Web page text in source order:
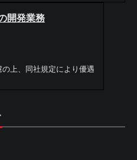
開発業務
上、同社規定により優遇